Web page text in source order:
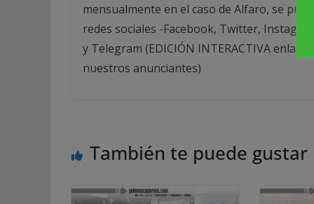
mensualmente en el caso de Alfaro, se
redes sociales -Facebook, Twitter,
y Telegram (EDICIÓN INTERACTIVA
nuestros anunciantes)
También te puede gustar